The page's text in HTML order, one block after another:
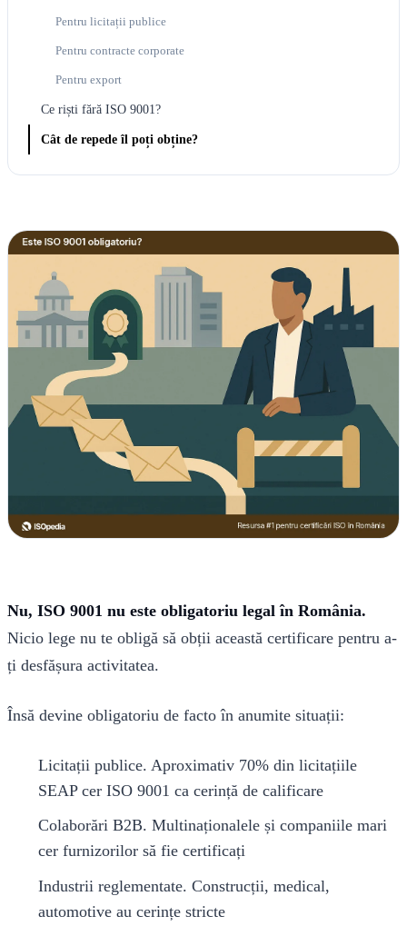
Nu, ISO 9001 nu este obligatoriu legal în România.
Nicio lege nu te obligă să obții această certificare pentru a-
ți desfășura activitatea.
Însă devine obligatoriu de facto în anumite situații:
Licitații publice. Aproximativ 70% din licitațiile
SEAP cer ISO 9001 ca cerință de calificare
Colaborări B2B. Multinaționalele și companiile mari
cer furnizorilor să fie certificați
Industrii reglementate. Construcții, medical,
automotive au cerințe stricte
Pentru licitații publice
Pentru contracte corporate
Pentru export
Ce riști fără ISO 9001?
Cât de repede îl poți obține?